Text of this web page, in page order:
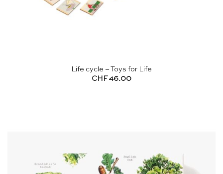
Life cycle – Toys for Life
CHF 46.00